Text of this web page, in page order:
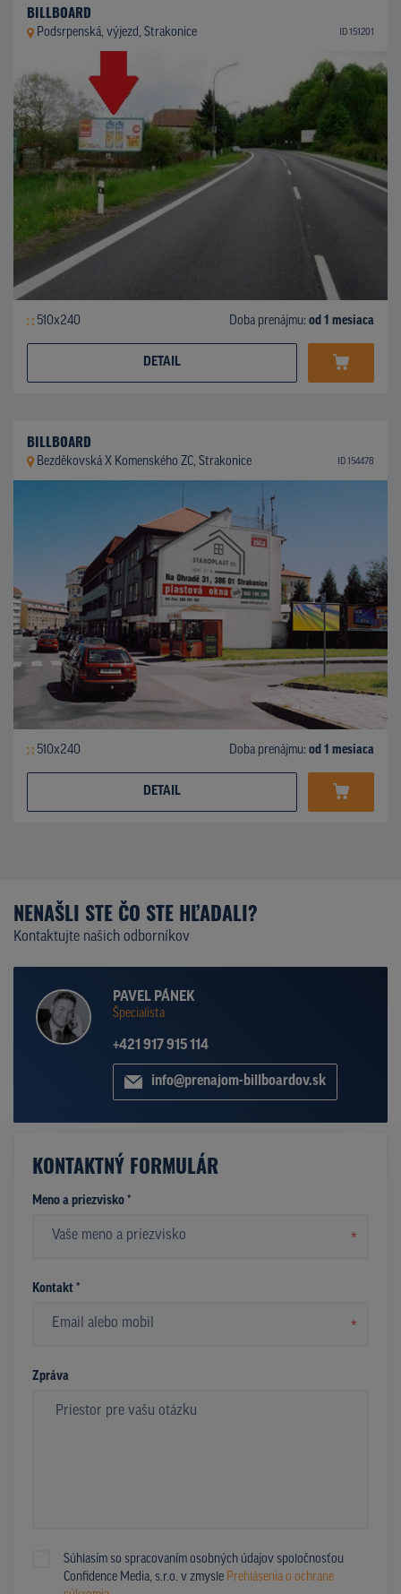
BILLBOARD
Podsrpenská, výjezd, Strakonice ID 151201
510x240 Doba prenájmu: od 1 mesiaca
DETAIL
BILLBOARD
Bezděkovská X Komenského ZC, Strakonice ID 154478
510x240 Doba prenájmu: od 1 mesiaca
DETAIL
NENAŠLI STE ČO STE HĽADALI?
Kontaktujte našich odborníkov
PAVEL PÁNEK
Špecialista
+421 917 915 114
info@prenajom-billboardov.sk
KONTAKTNÝ FORMULÁR
Meno a priezvisko *
*
Kontakt *
*
Zpráva
Súhlasím so spracovaním osobných údajov spoločnosťou
Confidence Media, s.r.o. v zmysle Prehlásenia o ochrane